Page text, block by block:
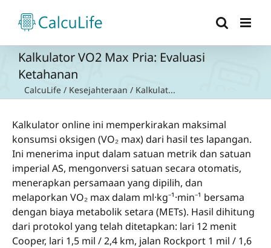
content
Kalkulator VO2 Max Pria: Evaluasi
Ketahanan
CalcuLife / Kesejahteraan / Kalkulat...
Kalkulator online ini memperkirakan maksimal
konsumsi oksigen (VO₂ max) dari hasil tes lapangan.
Ini menerima input dalam satuan metrik dan satuan
imperial AS, mengonversi satuan secara otomatis,
menerapkan persamaan yang dipilih, dan
melaporkan VO₂ max dalam ml·kg⁻¹·min⁻¹ bersama
dengan biaya metabolik setara (METs). Hasil dihitung
dari protokol yang telah ditetapkan: lari 12 menit
Cooper, lari 1,5 mil / 2,4 km, jalan Rockport 1 mil / 1,6